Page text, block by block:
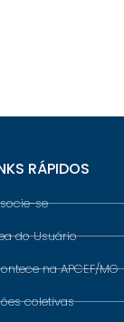
RÁPIDOS
se
do Usuário
na APCEF/MG
coletivas